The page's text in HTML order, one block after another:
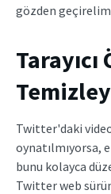
gözden
Twitter'daki
oynatılmıyorsa,
bunu kolayca
Twitter web